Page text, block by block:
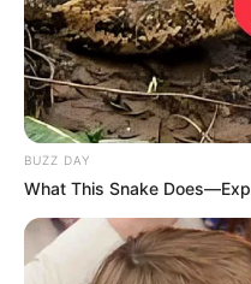
di ruangan DVD bang no. 7.
menghadapi situasi yang sulit.
4. Along With the Gods
BUZZ DAY
What This Snake